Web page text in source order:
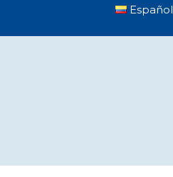
Español